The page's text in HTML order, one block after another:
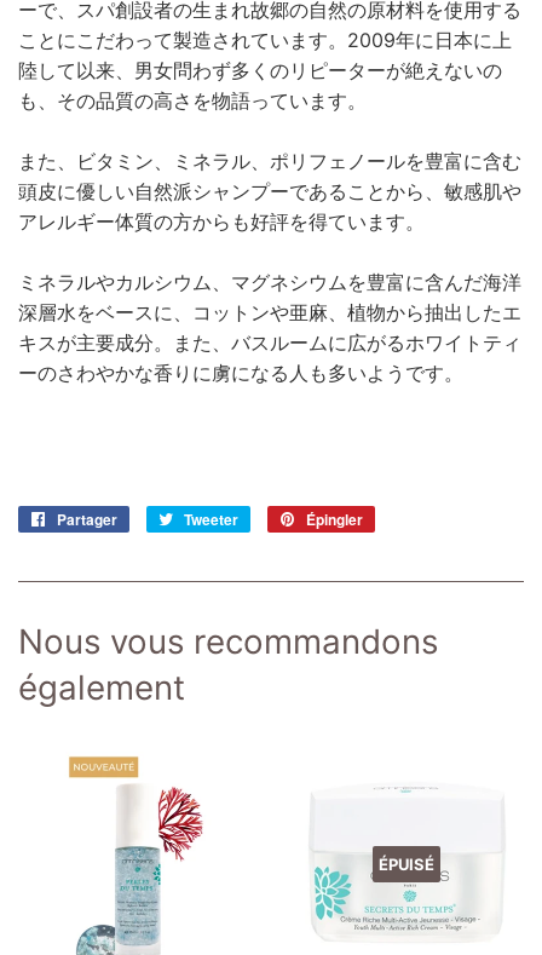
ーで、スパ創設者の生まれ故郷の自然の原材料を使用する
ことにこだわって製造されています。2009年に日本に上
陸して以来、男女問わず多くのリピーターが絶えないの
も、その品質の高さを物語っています。
また、ビタミン、ミネラル、ポリフェノールを豊富に含む
頭皮に優しい自然派シャンプーであることから、敏感肌や
アレルギー体質の方からも好評を得ています。
ミネラルやカルシウム、マグネシウムを豊富に含んだ海洋
深層水をベースに、コットンや亜麻、植物から抽出したエ
キスが主要成分。また、バスルームに広がるホワイトティ
ーのさわやかな香りに虜になる人も多いようです。
Partager
PartagerTweeter
Tweeter
Épingler
Nous vous recommandons
également
ÉPUISÉ